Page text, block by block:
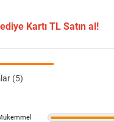
Kartı TL Satın al!
(5)